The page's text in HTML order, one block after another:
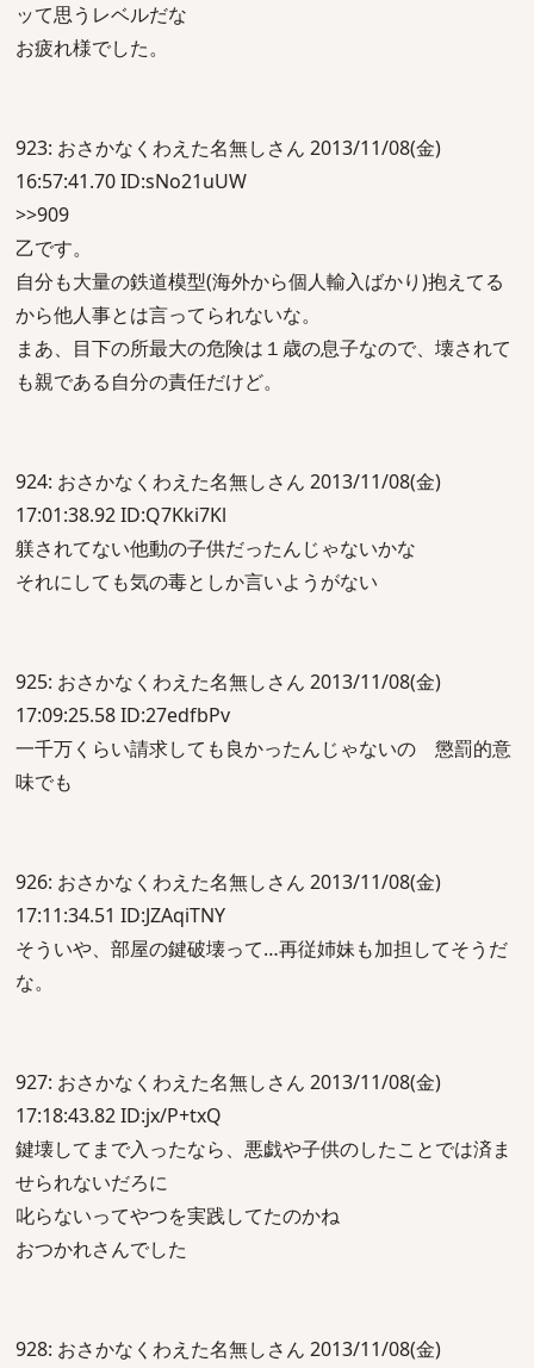
ッて思うレベルだな
お疲れ様でした。
923: おさかなくわえた名無しさん 2013/11/08(金)
16:57:41.70 ID:sNo21uUW
>>909
乙です。
自分も大量の鉄道模型(海外から個人輸入ばかり)抱えてる
から他人事とは言ってられないな。
まあ、目下の所最大の危険は１歳の息子なので、壊されて
も親である自分の責任だけど。
924: おさかなくわえた名無しさん 2013/11/08(金)
17:01:38.92 ID:Q7Kki7Kl
躾されてない他動の子供だったんじゃないかな
それにしても気の毒としか言いようがない
925: おさかなくわえた名無しさん 2013/11/08(金)
17:09:25.58 ID:27edfbPv
一千万くらい請求しても良かったんじゃないの 懲罰的意
味でも
926: おさかなくわえた名無しさん 2013/11/08(金)
17:11:34.51 ID:JZAqiTNY
そういや、部屋の鍵破壊って…再従姉妹も加担してそうだ
な。
927: おさかなくわえた名無しさん 2013/11/08(金)
17:18:43.82 ID:jx/P+txQ
鍵壊してまで入ったなら、悪戯や子供のしたことでは済ま
せられないだろに
叱らないってやつを実践してたのかね
おつかれさんでした
928: おさかなくわえた名無しさん 2013/11/08(金)